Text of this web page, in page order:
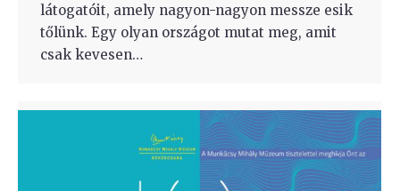
látogatóit, amely nagyon-nagyon messze esik
tőlünk. Egy olyan országot mutat meg, amit
csak kevesen…